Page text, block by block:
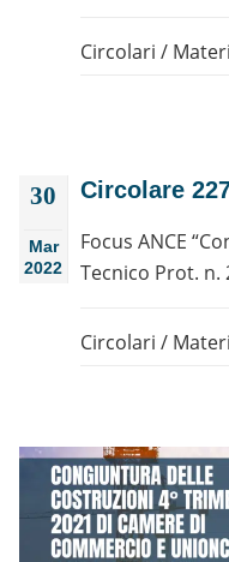
Circolari /
30
Mar
2022
Circolare
Focus ANCE
Tecnico Prot. n.
Circolari /